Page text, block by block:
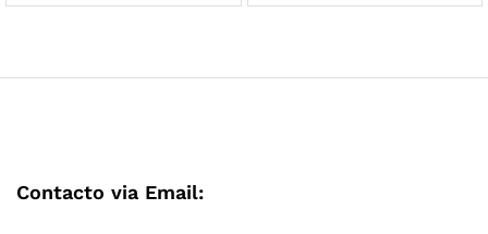
Contacto via Email: